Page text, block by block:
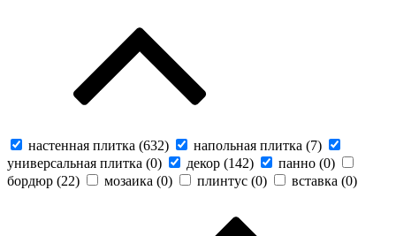
настенная плитка (632) напольная плитка (7)
универсальная плитка (0) декор (142) панно (0)
бордюр (22) мозаика (0) плинтус (0) вставка (0)